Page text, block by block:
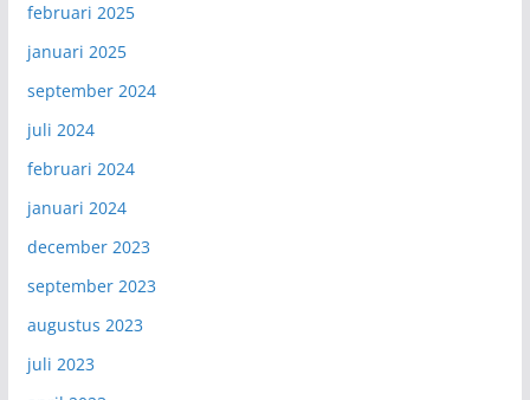
februari 2025
januari 2025
september 2024
juli 2024
februari 2024
januari 2024
december 2023
september 2023
augustus 2023
juli 2023